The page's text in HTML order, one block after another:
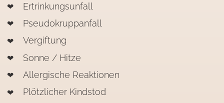
Ertrinkungsunfall
Pseudokruppanfall
Vergiftung
Sonne / Hitze
Allergische Reaktionen
Plötzlicher Kindstod